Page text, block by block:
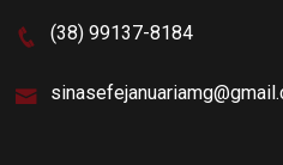
(38) 99137-8184